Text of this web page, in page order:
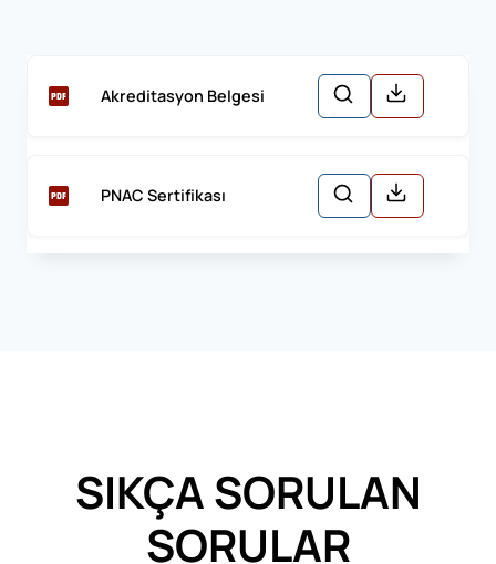
Akreditasyon Belgesi
PNAC Sertifikası
SIKÇA SORULAN
SORULAR